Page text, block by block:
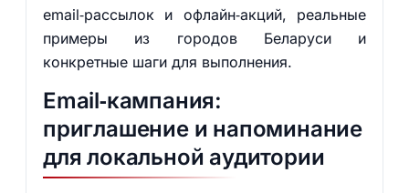
email‑рассылок и офлайн‑акций, реальные
примеры из городов Беларуси и
конкретные шаги для выполнения.
Email‑кампания:
приглашение и напоминание
для локальной аудитории